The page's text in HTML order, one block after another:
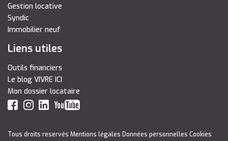
Gestion locative
Syndic
Immobilier neuf
Liens utiles
Outils financiers
Le blog VIVRE ICI
Mon dossier locataire
Tous droits reservés Mentions légales Données personnelles Cookies